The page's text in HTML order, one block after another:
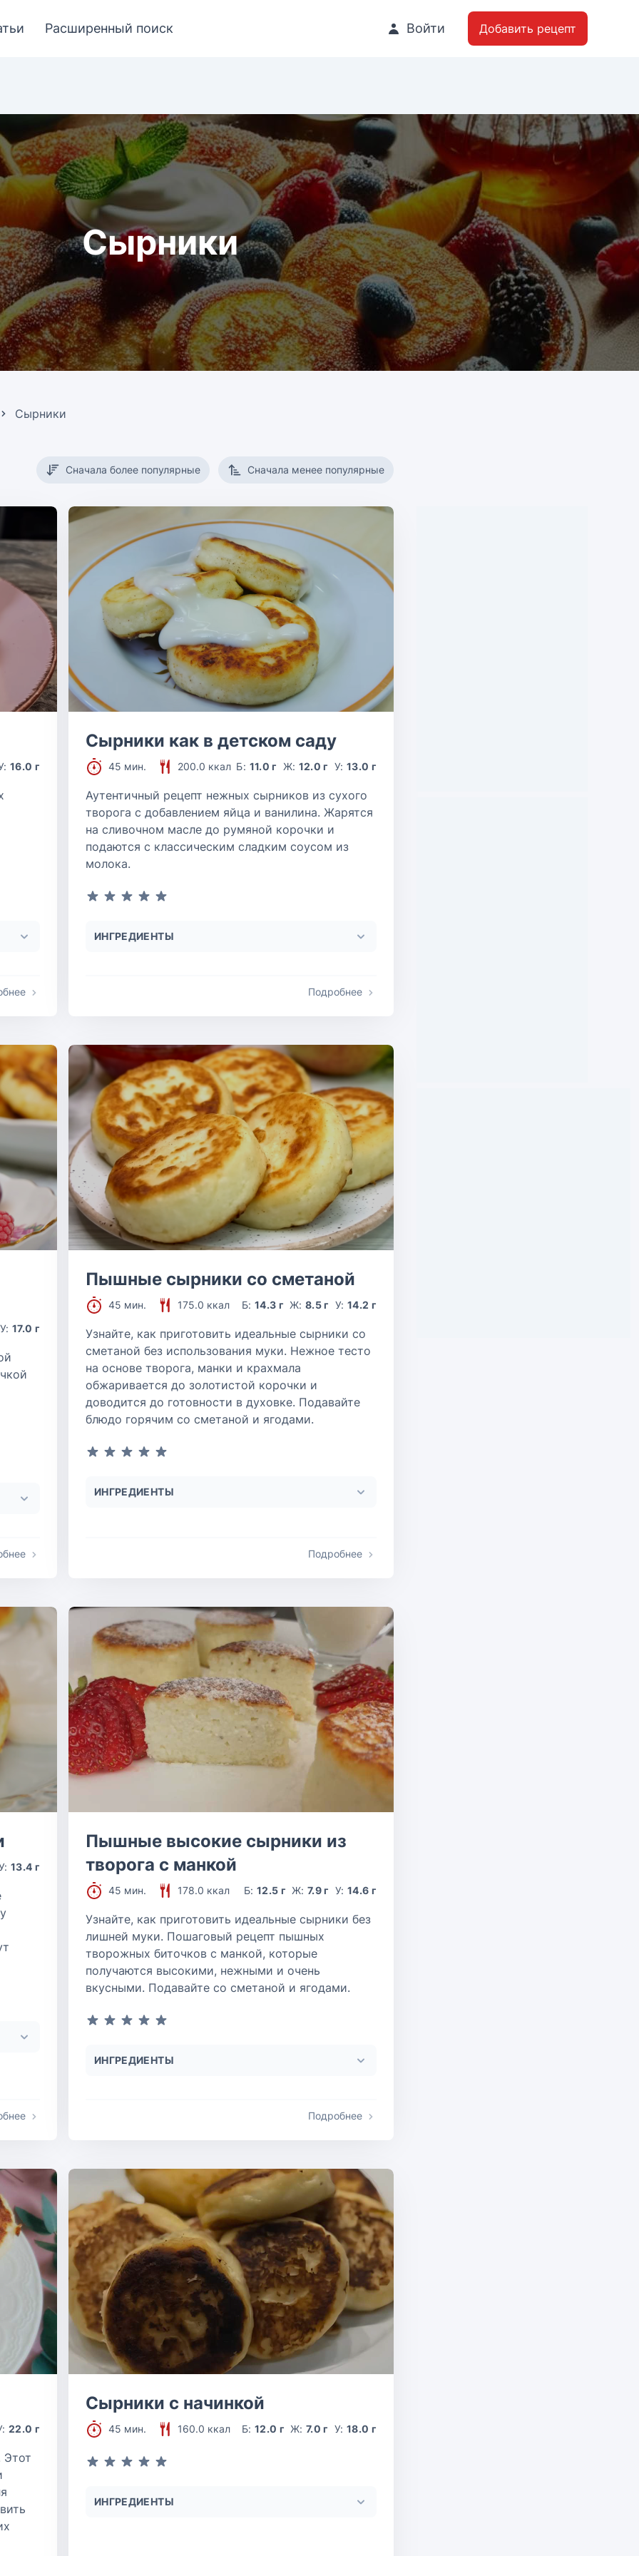
Расширенный поиск Войти Добавить рецепт
Сырники
Сырники
Сначала более популярные Сначала менее популярные
16.0 г
Сырники как в детском саду
45 мин. 200.0 ккал Б: 11.0 г Ж: 12.0 г У: 13.0 г
Аутентичный рецепт нежных сырников из сухого
творога с добавлением яйца и ванилина. Жарятся
на сливочном масле до румяной корочки и
подаются с классическим сладким соусом из
молока.
ИНГРЕДИЕНТЫ
Подробнее
У: 17.0 г
Пышные сырники со сметаной
45 мин. 175.0 ккал Б: 14.3 г Ж:8.5 г У: 14.2 г
Узнайте, как приготовить идеальные сырники со
сметаной без использования муки. Нежное тесто
на основе творога, манки и крахмала
обжаривается до золотистой корочки и
доводится до готовности в духовке. Подавайте
блюдо горячим со сметаной и ягодами.
ИНГРЕДИЕНТЫ
Подробнее
13.4 г
Пышные высокие сырники из
творога с манкой
45 мин. 178.0 ккал Б: 12.5 г Ж:7.9 г У: 14.6 г
Узнайте, как приготовить идеальные сырники без
лишней муки. Пошаговый рецепт пышных
творожных биточков с манкой, которые
получаются высокими, нежными и очень
вкусными. Подавайте со сметаной и ягодами.
ИНГРЕДИЕНТЫ
Подробнее
22.0 г
Этот
Сырники с начинкой
45 мин. 160.0 ккал Б: 12.0 г Ж:7.0 г У: 18.0 г
ИНГРЕДИЕНТЫ